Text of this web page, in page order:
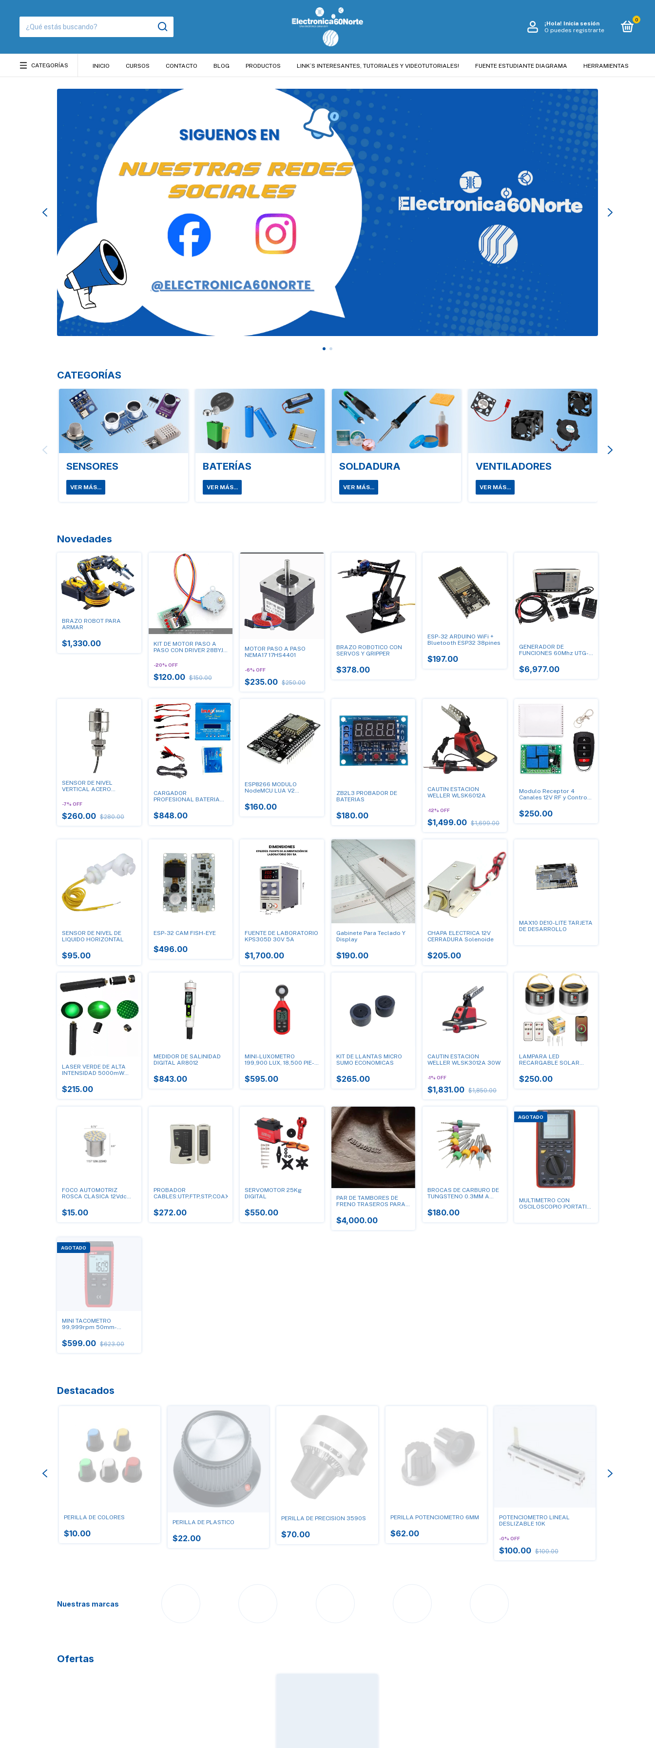
¡Hola! Inicia sesión
O puedes registrarte
0
CATEGORÍAS INICIO CURSOS CONTACTO BLOG PRODUCTOS LINK´S INTERESANTES, TUTORIALES Y VIDEOTUTORIALES! FUENTE ESTUDIANTE DIAGRAMA HERRAMIENTAS
CATEGORÍAS
SENSORES
VER MÁS...
BATERÍAS
VER MÁS...
SOLDADURA
VER MÁS...
VENTILADORES
VER MÁS...
Novedades
BRAZO ROBOT PARA
ARMAR
$1,330.00
KIT DE MOTOR PASO A
PASO CON DRIVER 28BYJ-
-20% OFF
$120.00 $150.00
MOTOR PASO A PASO
NEMA17 17HS4401
-6% OFF
$235.00 $250.00
BRAZO ROBOTICO CON
SERVOS Y GRIPPER
$378.00
ESP-32 ARDUINO WiFi +
Bluetooth ESP32 38pines
$197.00
GENERADOR DE
FUNCIONES 60Mhz UTG-
$6,977.00
SENSOR DE NIVEL
VERTICAL ACERO
-7% OFF
$260.00 $280.00
CARGADOR
PROFESIONAL BATERIAS
80W(NUEVO MODELO
2024!!!)
$848.00
ESP8266 MODULO
NodeMCU LUA V2
$160.00
ZB2L3 PROBADOR DE
BATERIAS
$180.00
CAUTIN ESTACION
WELLER WLSK6012A
-12% OFF
$1,499.00 $1,699.00
Modulo Receptor 4
Canales 12V RF y Control
Mhz
$250.00
SENSOR DE NIVEL DE
LIQUIDO HORIZONTAL
$95.00
ESP-32 CAM FISH-EYE
$496.00
FUENTE DE LABORATORIO
KPS305D 30V 5A
$1,700.00
Gabinete Para Teclado Y
Display
$190.00
CHAPA ELECTRICA 12V
CERRADURA Solenoide
$205.00
MAX10 DE10-LITE TARJETA
DE DESARROLLO
LASER VERDE DE ALTA
INTENSIDAD 5000mW
$215.00
MEDIDOR DE SALINIDAD
DIGITAL AR8012
$843.00
MINI-LUXOMETRO
199,900 LUX, 18,500 PIE-
$595.00
KIT DE LLANTAS MICRO
SUMO ECONOMICAS
$265.00
CAUTIN ESTACION
WELLER WLSK3012A 30W
-1% OFF
$1,831.00 $1,850.00
LAMPARA LED
RECARGABLE SOLAR
$250.00
FOCO AUTOMOTRIZ
ROSCA CLASICA 12Vdc
$15.00
PROBADOR
CABLES:UTP,FTP,STP,COAXIAL,Telefóno
$272.00
SERVOMOTOR 25Kg
DIGITAL
$550.00
PAR DE TAMBORES DE
FRENO TRASEROS PARA
211501615A USADOS
$4,000.00
BROCAS DE CARBURO DE
TUNGSTENO 0.3MM A
$180.00
AGOTADO
MULTIMETRO CON
OSCILOSCOPIO PORTATIL
AGOTADO
MINI TACOMETRO
99,999rpm 50mm-
$599.00 $623.00
Destacados
PERILLA DE COLORES
$10.00
PERILLA DE PLASTICO
$22.00
PERILLA DE PRECISION 3590S
$70.00
PERILLA POTENCIOMETRO 6MM
$62.00
POTENCIOMETRO LINEAL
DESLIZABLE 10K
-0% OFF
$100.00 $100.00
Nuestras marcas
Ofertas